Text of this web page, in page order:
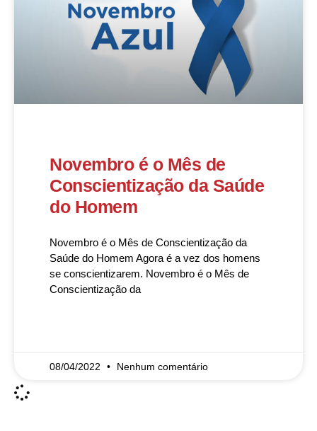
Novembro é o Mês de
Conscientização da Saúde
do Homem
Novembro é o Mês de Conscientização da
Saúde do Homem Agora é a vez dos homens
se conscientizarem. Novembro é o Mês de
Conscientização da
08/04/2022 Nenhum comentário